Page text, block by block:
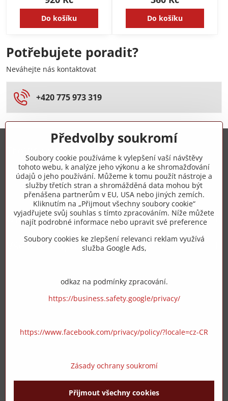
Do košíku Do košíku
Potřebujete poradit?
Neváhejte nás kontaktovat
+420 775 973 319
+420 775 973 319
info​@zipzop​.cz
Objednávky
Vše k nákupu
Předvolby soukromí
Soubory cookie používáme k vylepšení vaší návštěvy
tohoto webu, k analýze jeho výkonu a ke shromažďování
údajů o jeho používání. Můžeme k tomu použít nástroje a
služby třetích stran a shromážděná data mohou být
přenášena partnerům v EU, USA nebo jiných zemích.
Kliknutím na „Přijmout všechny soubory cookie“
vyjadřujete svůj souhlas s tímto zpracováním. Níže můžete
najít podrobné informace nebo upravit své preference
Soubory cookies ke zlepšení relevanci reklam využívá
služba Google Ads,
odkaz na podmínky zpracování.
https://business.safety.google/privacy/
https://www.facebook.com/privacy/policy/?locale=cz-CR
Zásady ochrany soukromí
Přijmout všechny cookies